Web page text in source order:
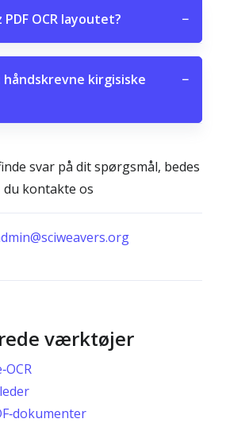
OCR layoutet? −
kirgisiske
−
svar på dit spørgsmål, bedes
du kontakte os
værktøjer